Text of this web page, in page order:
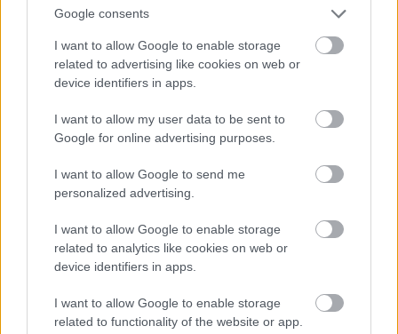
Google consents
I want to allow Google to enable storage
related to advertising like cookies on web or
device identifiers in apps.
I want to allow my user data to be sent to
Google for online advertising purposes.
I want to allow Google to send me
personalized advertising.
I want to allow Google to enable storage
related to analytics like cookies on web or
device identifiers in apps.
I want to allow Google to enable storage
related to functionality of the website or app.
és eleve méretre vannak vágva (tehát nincs egy deka
felesleg sem!). Egy készletben három csillaghoz (1 db
40 cm-es és 2 db 28 cs-es csillaghoz) elegendő papírt
találtok.
Örömhír, hogy a napokban megérkezett az első
szállítmány is webáruházunkba, a képre kattintva